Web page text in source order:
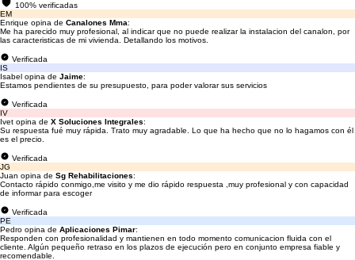
100% verificadas
EM
Enrique opina de Canalones Mma:
Me ha parecido muy profesional, al indicar que no puede realizar la instalacion del canalon, por
las caracteristicas de mi vivienda. Detallando los motivos.
Verificada
IS
Isabel opina de Jaime:
Estamos pendientes de su presupuesto, para poder valorar sus servicios
Verificada
IV
Ivet opina de X Soluciones Integrales:
Su respuesta fué muy rápida. Trato muy agradable. Lo que ha hecho que no lo hagamos con él
es el precio.
Verificada
JG
Juan opina de Sg Rehabilitaciones:
Contacto rápido conmigo,me visito y me dio rápido respuesta ,muy profesional y con capacidad
de informar para escoger
Verificada
PE
Pedro opina de Aplicaciones Pimar:
Responden con profesionalidad y mantienen en todo momento comunicacion fluida con el
cliente. Algún pequeño retraso en los plazos de ejecución pero en conjunto empresa fiable y
recomendable.